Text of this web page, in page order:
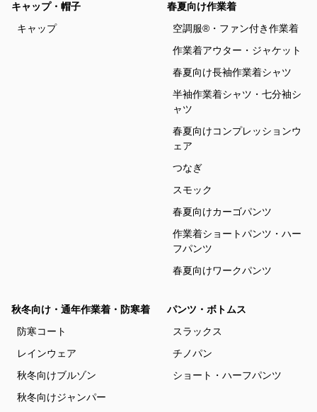
キャップ・帽子
キャップ
春夏向け作業着
空調服®・ファン付き作業着
作業着アウター・ジャケット
春夏向け長袖作業着シャツ
半袖作業着シャツ・七分袖シ
ャツ
春夏向けコンプレッションウ
ェア
つなぎ
スモック
春夏向けカーゴパンツ
作業着ショートパンツ・ハー
フパンツ
春夏向けワークパンツ
秋冬向け・通年作業着・防寒着
防寒コート
レインウェア
秋冬向けブルゾン
秋冬向けジャンパー
パンツ・ボトムス
スラックス
チノパン
ショート・ハーフパンツ